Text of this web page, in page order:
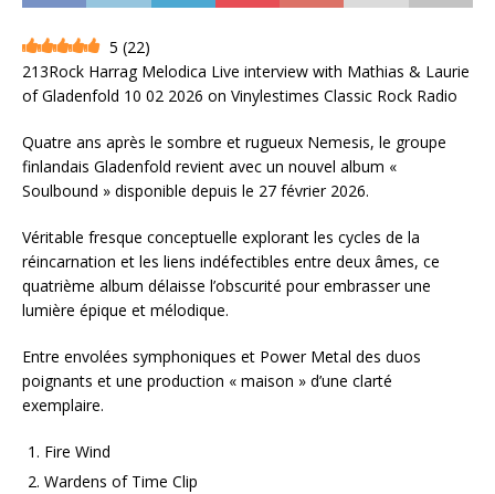
5 (22)
213Rock Harrag Melodica Live interview with Mathias & Laurie
of Gladenfold 10 02 2026 on Vinylestimes Classic Rock Radio
Quatre ans après le sombre et rugueux Nemesis, le groupe
finlandais Gladenfold revient avec un nouvel album «
Soulbound » disponible depuis le 27 février 2026.
Véritable fresque conceptuelle explorant les cycles de la
réincarnation et les liens indéfectibles entre deux âmes, ce
quatrième album délaisse l’obscurité pour embrasser une
lumière épique et mélodique.
Entre envolées symphoniques et Power Metal des duos
poignants et une production « maison » d’une clarté
exemplaire.
Fire Wind
Wardens of Time Clip